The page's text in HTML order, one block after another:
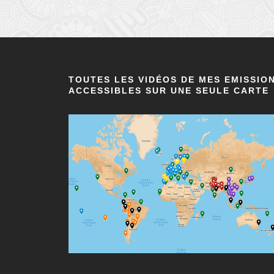
TOUTES LES VIDÉOS DE MES
ACCESSIBLES SUR UNE SEULE CARTE